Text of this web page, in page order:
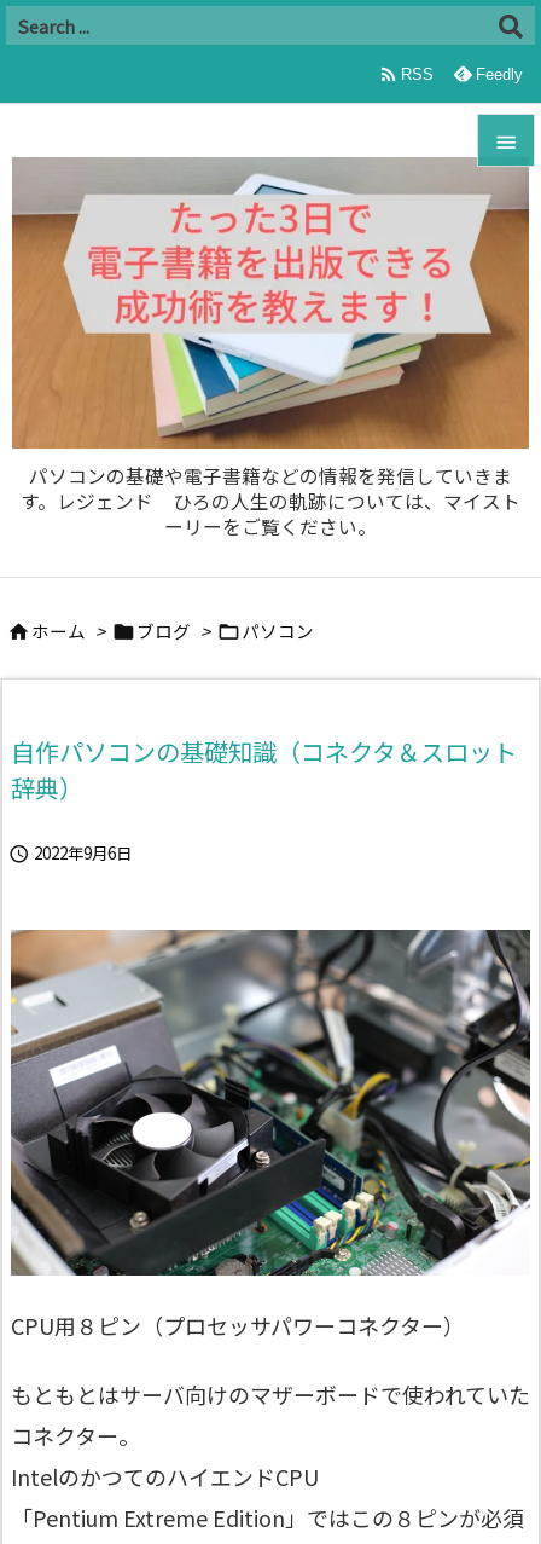
パソコンの基礎や電子書籍などの情報を発信していきま
す。レジェンド ひろの人生の軌跡については、マイスト
ーリーをご覧ください。


メニュ

前へ

検索
 RSS Feedly
 ホーム > ブログ >  パソコン
自作パソコンの基礎知識（コネクタ＆スロット
辞典）
 2022年9月6日
CPU用８ピン（プロセッサパワーコネクター）
もともとはサーバ向けのマザーボードで使われていた
コネクター。
IntelのかつてのハイエンドCPU
「Pentium Extreme Edition」ではこの８ピンが必須